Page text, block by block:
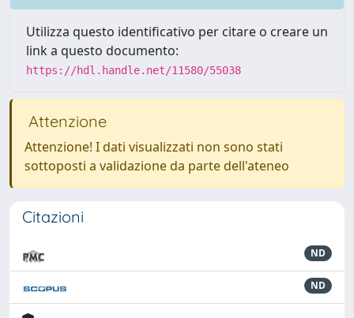
Utilizza questo identificativo per citare o creare un
link a questo documento:
https://hdl.handle.net/11580/55038
Attenzione
Attenzione! I dati visualizzati non sono stati
sottoposti a validazione da parte dell'ateneo
Citazioni
ND
ND